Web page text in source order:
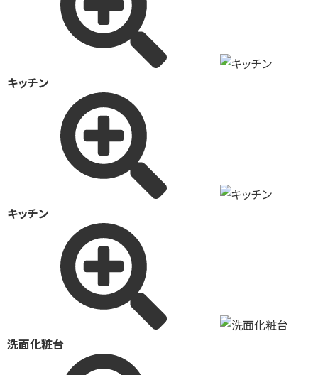
キッチン
キッチン
洗面化粧台